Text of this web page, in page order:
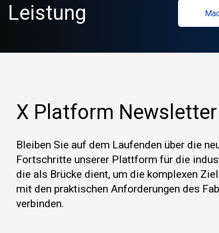
Leistung
X Platform Newsletter
Bleiben Sie auf dem Laufenden über die
Fortschritte unserer Plattform für die
die als Brücke dient, um die komplexen
mit den praktischen Anforderungen des
verbinden.